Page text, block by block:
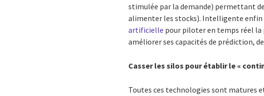
stimulée par la demande) permettant
alimenter les stocks). Intelligente enfin
artificielle pour piloter en temps réel la
améliorer ses capacités de prédiction,
Casser les silos pour établir le «
Toutes ces technologies sont matures